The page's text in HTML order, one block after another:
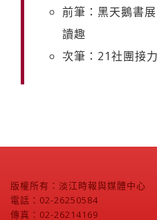
前筆：黑天鵝書
讀趣
次筆：21社團接
版權所有：淡江時報與媒體中心
電話：02-26250584
傳真：02-26214169